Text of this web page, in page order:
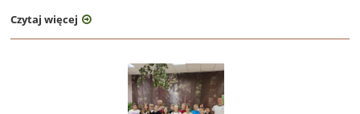
Czytaj więcej